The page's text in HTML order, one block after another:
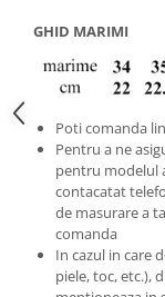
GHID MARIMI
Poti comanda
Pentru a ne
pentru modelul
contacatat
de masurare a
comanda
In cazul in care
piele, toc, etc.),